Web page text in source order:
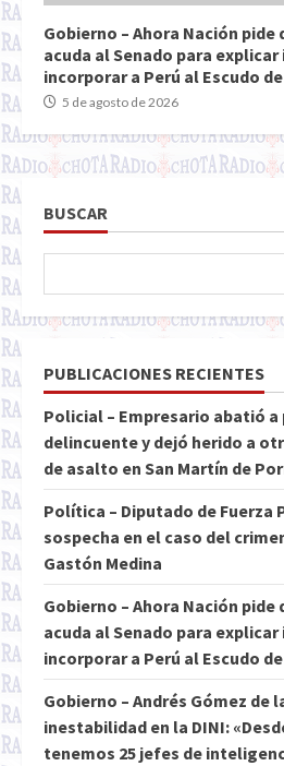
Gobierno – Ahora Nación pide
acuda al Senado para
incorporar a Perú al Escudo
5 de agosto de 2026
BUSCAR
PUBLICACIONES RECIENTES
Policial – Empresario abatió
delincuente y dejó herido a
de asalto en San Martín de
Política – Diputado de Fuerza
sospecha en el caso del
Gastón Medina
Gobierno – Ahora Nación pide
acuda al Senado para
incorporar a Perú al Escudo
Gobierno – Andrés Gómez de
inestabilidad en la DINI:
tenemos 25 jefes de